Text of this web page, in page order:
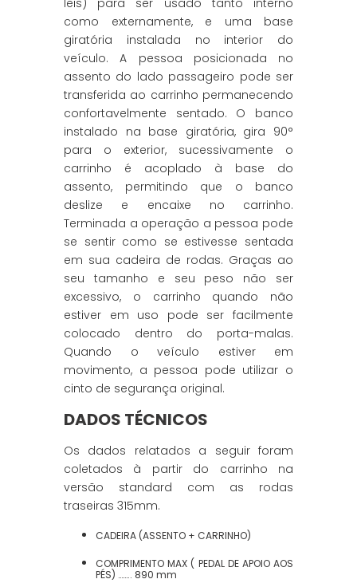
leis) para ser usado tanto interno
como externamente, e uma base
giratória instalada no interior do
veículo. A pessoa posicionada no
assento do lado passageiro pode ser
transferida ao carrinho permanecendo
confortavelmente sentado. O banco
instalado na base giratória, gira 90°
para o exterior, sucessivamente o
carrinho é acoplado à base do
assento, permitindo que o banco
deslize e encaixe no carrinho.
Terminada a operação a pessoa pode
se sentir como se estivesse sentada
em sua cadeira de rodas. Graças ao
seu tamanho e seu peso não ser
excessivo, o carrinho quando não
estiver em uso pode ser facilmente
colocado dentro do porta-malas.
Quando o veículo estiver em
movimento, a pessoa pode utilizar o
cinto de segurança original.
DADOS TÉCNICOS
Os dados relatados a seguir foram
coletados à partir do carrinho na
versão standard com as rodas
traseiras 315mm.
CADEIRA (ASSENTO + CARRINHO)
COMPRIMENTO MAX ( PEDAL DE APOIO AOS
PÉS) …….. 890 mm